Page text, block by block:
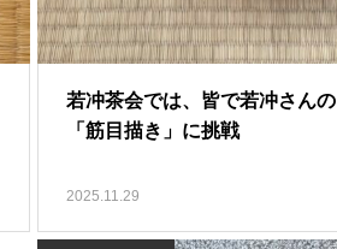
若冲茶会では、皆で若冲さんの
「筋目描き」に挑戦
2025.11.29